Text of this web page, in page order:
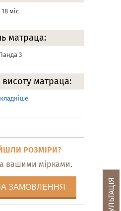
18 міс
матраца:
3
матраца:
РОЗМІРИ?
вашими мірками.
ЗАМОВЛЕННЯ